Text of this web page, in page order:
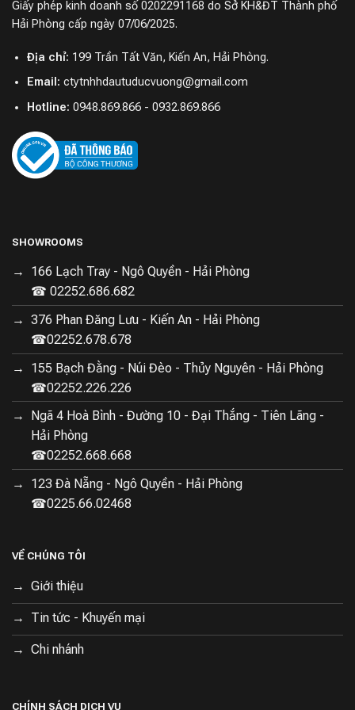
kế một ngăn riêng biệt giữ được độ ẩm thích hợp để
bảo quản rau củ quả được tươi lâu hơn.
Với tủ lạnh Mijia 606L các loại thực phẩm được bảo
quả đa dạng hơn
khí
Tủ lạnh bốn cánh Xiaomi Mijia 606l áp dụng công nghệ
Công nghệ làm lạnh bằng không khí tuần hoàn giúp thực
phẩm được bảo quản tốt nhất
Các lỗ thoát khí khô ráo trong suốt thời gian dài, thực
phẩm không bị dính vào thành tủ, làm lạnh hiệu quả bền
bỉ và mạnh mẽ.
Cấp đông nhanh chóng
Tủ lạnh 4 cách Xiaomi được trang bị cơ chế làm lạnh
nhanh siêu dẫn giúp thực phẩm nhanh chóng được cấp
đông mà không làm mất các chất có lợi trong thực
14kg/24h.
Không chỉ cấp đông nhanh tủ lạnh Mijia 606l còn tiết
kiệm điện và hạn chế tiếng ồn
Giấy phép kinh doanh số 0202291168 do Sở KH&ĐT Thành phố
Hải Phòng cấp ngày 07/06/2025.
Địa chỉ: 199 Trần Tất Văn, Kiến An, Hải Phòng.
Email: ctytnhhdautuducvuong@gmail.com
Hotline: 0948.869.866 - 0932.869.866
SHOWROOMS
166 Lạch Tray - Ngô Quyền - Hải Phòng
☎ 02252.686.682
376 Phan Đăng Lưu - Kiến An - Hải Phòng
☎02252.678.678
155 Bạch Đằng - Núi Đèo - Thủy Nguyên - Hải Phòng
☎02252.226.226
Ngã 4 Hoà Bình - Đường 10 - Đại Thắng - Tiên Lãng -
Hải Phòng
☎02252.668.668
123 Đà Nẵng - Ngô Quyền - Hải Phòng
☎0225.66.02468
VỀ CHÚNG TÔI
Giới thiệu
Tin tức - Khuyến mại
Chi nhánh
CHÍNH SÁCH DỊCH VỤ